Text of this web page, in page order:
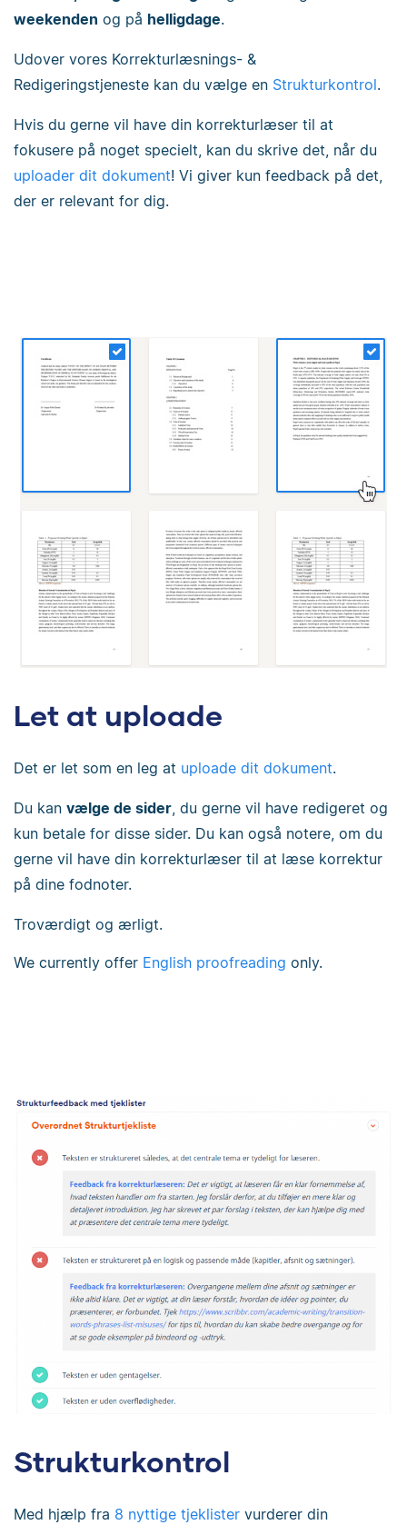
weekenden og på helligdage.
Udover vores Korrekturlæsnings- &
Redigeringstjeneste kan du vælge en Strukturkontrol.
Hvis du gerne vil have din korrekturlæser til at
fokusere på noget specielt, kan du skrive det, når du
uploader dit dokument! Vi giver kun feedback på det,
der er relevant for dig.
Let at uploade
Det er let som en leg at uploade dit dokument.
Du kan vælge de sider , du gerne vil have redigeret og
kun betale for disse sider. Du kan også notere, om du
gerne vil have din korrekturlæser til at læse korrektur
på dine fodnoter.
Troværdigt og ærligt.
We currently offer English proofreading only.
Strukturkontrol
Med hjælp fra 8 nyttige tjeklister vurderer din